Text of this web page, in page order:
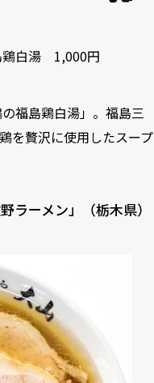
鶏白湯 1,000円
福島鶏白湯」。福島三
を贅沢に使用したスープ
ラーメン」（栃木県）